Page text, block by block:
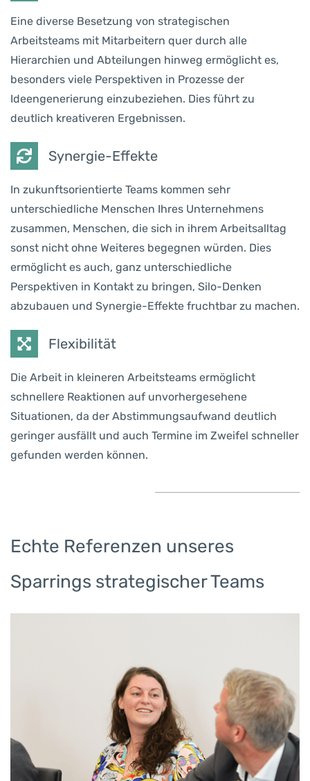
Eine diverse Besetzung von strategischen
Arbeitsteams mit Mitarbeitern quer durch alle
Hierarchien und Abteilungen hinweg ermöglicht es,
besonders viele Perspektiven in Prozesse der
Ideengenerierung einzubeziehen. Dies führt zu
deutlich kreativeren Ergebnissen.
Synergie-Effekte
In zukunftsorientierte Teams kommen sehr
unterschiedliche Menschen Ihres Unternehmens
zusammen, Menschen, die sich in ihrem Arbeitsalltag
sonst nicht ohne Weiteres begegnen würden. Dies
ermöglicht es auch, ganz unterschiedliche
Perspektiven in Kontakt zu bringen, Silo-Denken
abzubauen und Synergie-Effekte fruchtbar zu machen.
Flexibilität
Die Arbeit in kleineren Arbeitsteams ermöglicht
schnellere Reaktionen auf unvorhergesehene
Situationen, da der Abstimmungsaufwand deutlich
geringer ausfällt und auch Termine im Zweifel schneller
gefunden werden können.
​Echte Referenzen unseres
Sparrings strategischer Teams